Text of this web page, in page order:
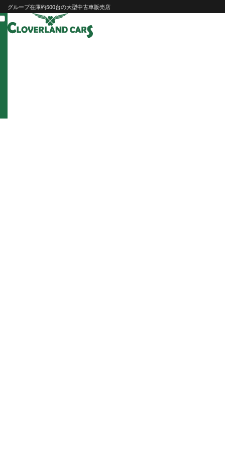
Skip
to
content
グループ在庫約500台の大型中古車販売店